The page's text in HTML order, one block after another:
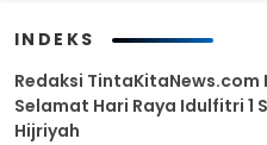
INDEKS
Redaksi TintaKitaNews.com
Selamat Hari Raya Idulfitri 1
Hijriyah